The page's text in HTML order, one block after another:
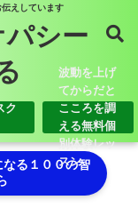
えしています
パシー
ク
波動を上げ
てからだと
こころを調
える無料個
別体験レッ
スン
る１００の智